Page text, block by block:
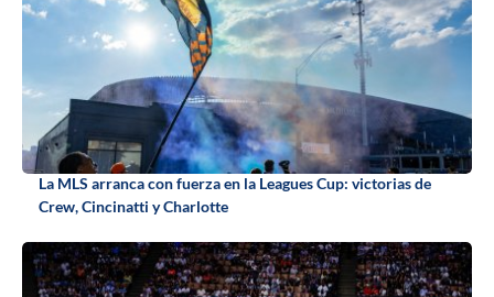
La MLS arranca con fuerza en la Leagues Cup: victorias de
Crew, Cincinatti y Charlotte